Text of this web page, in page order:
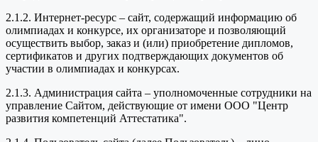
2.1.2. Интернет-ресурс – сайт, содержащий информацию об
олимпиадах и конкурсе, их организаторе и позволяющий
осуществить выбор, заказ и (или) приобретение дипломов,
сертификатов и других подтверждающих документов об
участии в олимпиадах и конкурсах.
2.1.3. Администрация сайта – уполномоченные сотрудники на
управление Сайтом, действующие от имени ООО "Центр
развития компетенций Аттестатика".